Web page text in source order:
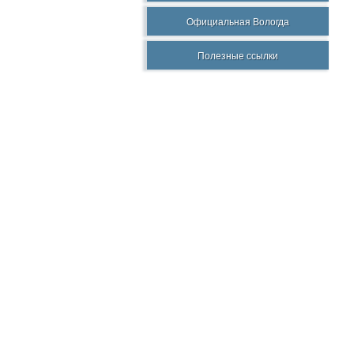
Официальная Вологда
Полезные ссылки